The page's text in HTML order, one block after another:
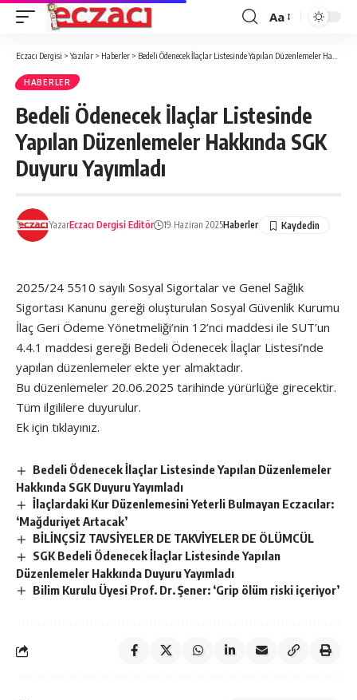
Font
Aa
Eczacı Dergisi >Yazılar > Haberler > Bedeli Ödenecek İlaçlar Listesinde Yapılan Düzenlemeler Hakkında SGK Duyuru Yayımladı
HABERLER
Bedeli Ödenecek İlaçlar Listesinde
Yapılan Düzenlemeler Hakkında SGK
Duyuru Yayımladı
YazarEczacı Dergisi Editör 19 Haziran 2025Haberler
2025/24 5510 sayılı Sosyal Sigortalar ve Genel Sağlık
Sigortası Kanunu gereği oluşturulan Sosyal Güvenlik Kurumu
İlaç Geri Ödeme Yönetmeliği’nin 12’nci maddesi ile SUT’un
4.4.1 maddesi gereği Bedeli Ödenecek İlaçlar Listesi’nde
yapılan düzenlemeler ekte yer almaktadır.
Bu düzenlemeler 20.06.2025 tarihinde yürürlüğe girecektir.
Tüm ilgililere duyurulur.
Ek için tıklayınız.
Bedeli Ödenecek İlaçlar Listesinde Yapılan Düzenlemeler
Hakkında SGK Duyuru Yayımladı
İlaçlardaki Kur Düzenlemesini Yeterli Bulmayan Eczacılar:
‘Mağduriyet Artacak’
BİLİNÇSİZ TAVSİYELER DE TAKVİYELER DE ÖLÜMCÜL
SGK Bedeli Ödenecek İlaçlar Listesinde Yapılan
Düzenlemeler Hakkında Duyuru Yayımladı
Bilim Kurulu Üyesi Prof. Dr. Şener: ‘Grip ölüm riski içeriyor’